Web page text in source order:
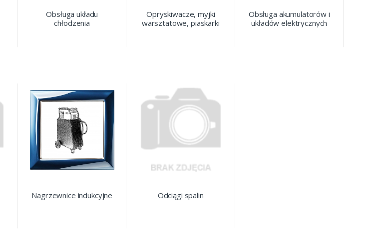
Obsługa układu
chłodzenia
Opryskiwacze, myjki
warsztatowe, piaskarki
Obsługa akumulatorów i
układów elektrycznych
Nagrzewnice indukcyjne Odciągi spalin